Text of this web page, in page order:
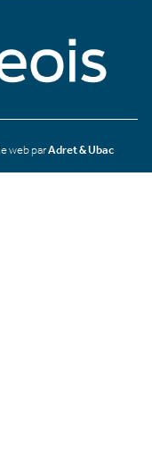
web parAdret & Ubac